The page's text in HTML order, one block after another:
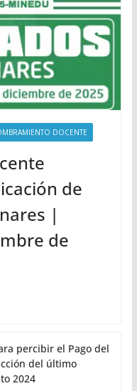
DOCENTE
de
|
de
percibir el Pago del
del último
2024